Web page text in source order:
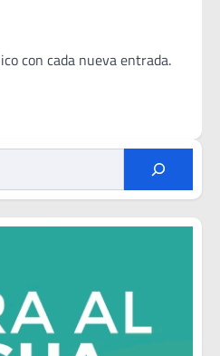
con cada nueva entrada.